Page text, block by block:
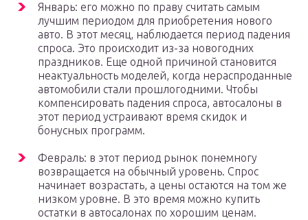
Январь: его можно по праву считать самым
лучшим периодом для приобретения нового
авто. В этот месяц, наблюдается период падения
спроса. Это происходит из-за новогодних
праздников. Еще одной причиной становится
неактуальность моделей, когда нераспроданные
автомобили стали прошлогодними. Чтобы
компенсировать падения спроса, автосалоны в
этот период устраивают время скидок и
бонусных программ.
Февраль: в этот период рынок понемногу
возвращается на обычный уровень. Спрос
начинает возрастать, а цены остаются на том же
низком уровне. В это время можно купить
остатки в автосалонах по хорошим ценам.